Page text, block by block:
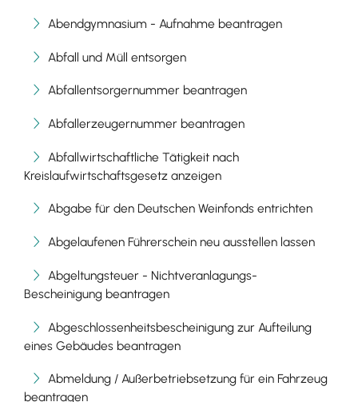
Abendgymnasium - Aufnahme beantragen
Abfall und Müll entsorgen
Abfallentsorgernummer beantragen
Abfallerzeugernummer beantragen
Abfallwirtschaftliche Tätigkeit nach
Kreislaufwirtschaftsgesetz anzeigen
Abgabe für den Deutschen Weinfonds entrichten
Abgelaufenen Führerschein neu ausstellen lassen
Abgeltungsteuer - Nichtveranlagungs-
Bescheinigung beantragen
Abgeschlossenheitsbescheinigung zur Aufteilung
eines Gebäudes beantragen
Abmeldung / Außerbetriebsetzung für ein Fahrzeug
beantragen